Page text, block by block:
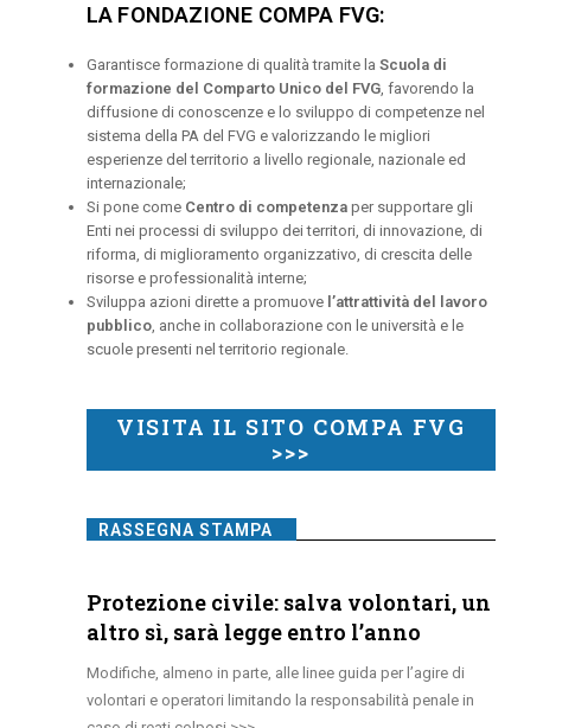
LA FONDAZIONE COMPA FVG:
Garantisce formazione di qualità tramite la Scuola di
formazione del Comparto Unico del FVG, favorendo la
diffusione di conoscenze e lo sviluppo di competenze nel
sistema della PA del FVG e valorizzando le migliori
esperienze del territorio a livello regionale, nazionale ed
internazionale;
Si pone come Centro di competenzaper supportare gli
Enti nei processi di sviluppo dei territori, di innovazione, di
riforma, di miglioramento organizzativo, di crescita delle
risorse e professionalità interne;
Sviluppa azioni dirette a promuove l’attrattività del lavoro
pubblico, anche in collaborazione con le università e le
scuole presenti nel territorio regionale.
VISITA IL SITO COMPA FVG
>>>
RASSEGNA STAMPA
Protezione civile: salva volontari, un
altro sì, sarà legge entro l’anno
Modifiche, almeno in parte, alle linee guida per l’agire di
volontari e operatori limitando la responsabilità penale in